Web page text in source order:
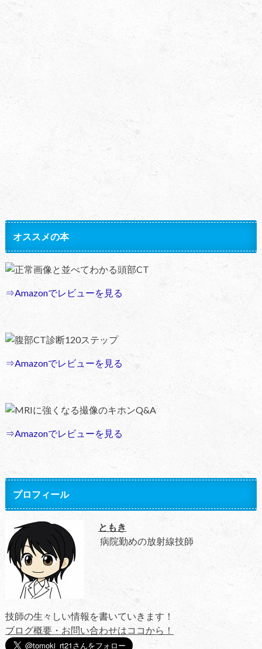
オススメの本
正常画像と並べてわかる頭部CT
⇒Amazonでレビューを見る
腹部CT診断120ステップ
⇒Amazonでレビューを見る
MRIに強くなる撮像のキホンQ&A
⇒Amazonでレビューを見る
プロフィール
ともき
病院勤めの放射線技師
技師の生々しい情報を書いていきます！
ブログ概要・お問い合わせはココから！